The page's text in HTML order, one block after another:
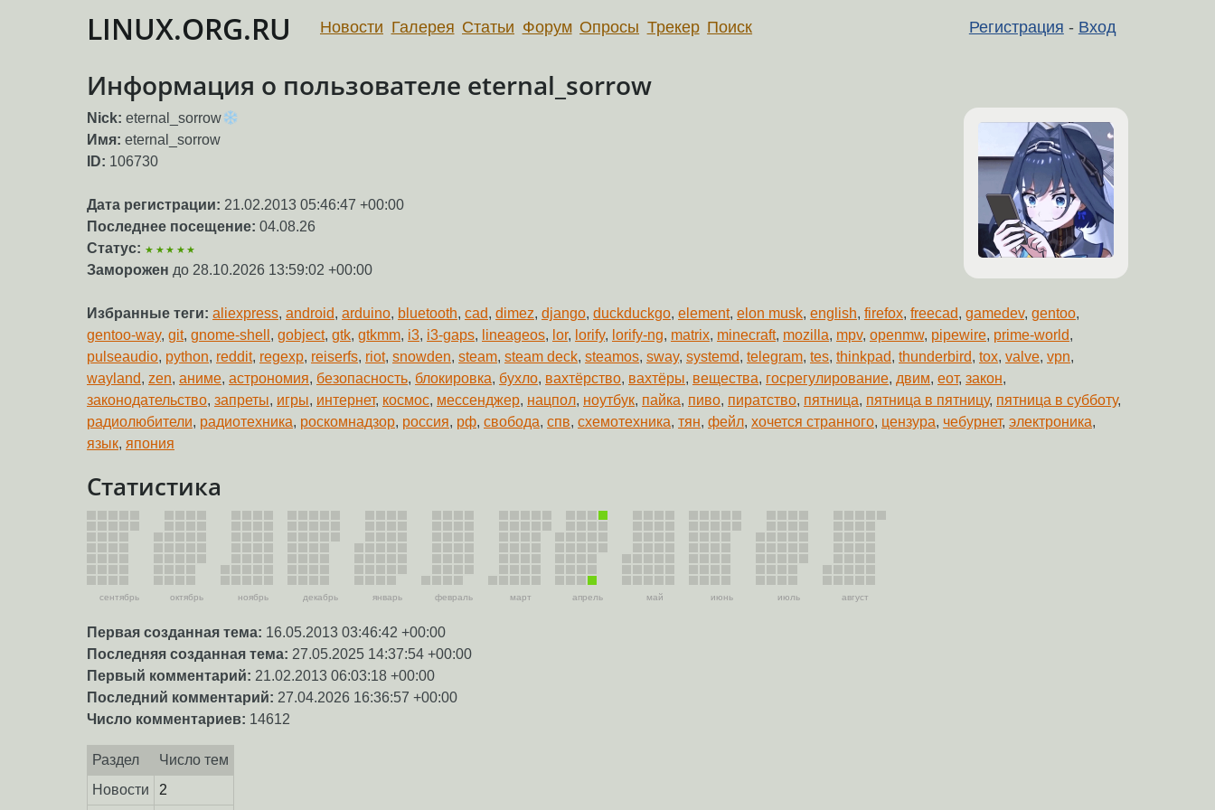
LINUX.ORG.RU Регистрация - Вход
Новости Галерея Статьи Форум Опросы Трекер Поиск
Информация о пользователе eternal_sorrow
Nick: eternal_sorrow
Имя: eternal_sorrow
ID: 106730
Дата регистрации: 21.02.2013 05:46:47 +00:00
Последнее посещение: 04.08.26
Статус: ★★★★★
Заморожен до 28.10.2026 13:59:02 +00:00
Избранные теги: aliexpress, android, arduino, bluetooth, cad, dimez, django, duckduckgo, element, elon musk, english, firefox, freecad, gamedev, gentoo,
gentoo-way, git, gnome-shell , gobject, gtk, gtkmm, i3, i3-gaps, lineageos, lor, lorify, lorify-ng, matrix, minecraft, mozilla, mpv, openmw, pipewire, prime-world,
pulseaudio, python, reddit, regexp, reiserfs, riot, snowden, steam, steam deck, steamos, sway, systemd, telegram, tes, thinkpad, thunderbird, tox, valve, vpn,
wayland, zen, аниме, астрономия, безопасность, блокировка, бухло, вахтёрство, вахтёры, вещества, госрегулирование, двим, еот, закон,
законодательство, запреты, игры, интернет, космос, мессенджер, нацпол, ноутбук, пайка, пиво, пиратство, пятница, пятница в пятницу, пятница в субботу,
радиолюбители, радиотехника, роскомнадзор, россия, рф, свобода, спв, схемотехника, тян, фейл, хочется странного, цензура, чебурнет, электроника,
язык, япония
Статистика
сентябрь октябрь ноябрь декабрь январь февраль март апрель май июнь июль август
Первая созданная тема: 16.05.2013 03:46:42 +00:00
Последняя созданная тема: 27.05.2025 14:37:54 +00:00
Первый комментарий: 21.02.2013 06:03:18 +00:00
Последний комментарий: 27.04.2026 16:36:57 +00:00
Число комментариев: 14612
Раздел
Число тем
Новости
2